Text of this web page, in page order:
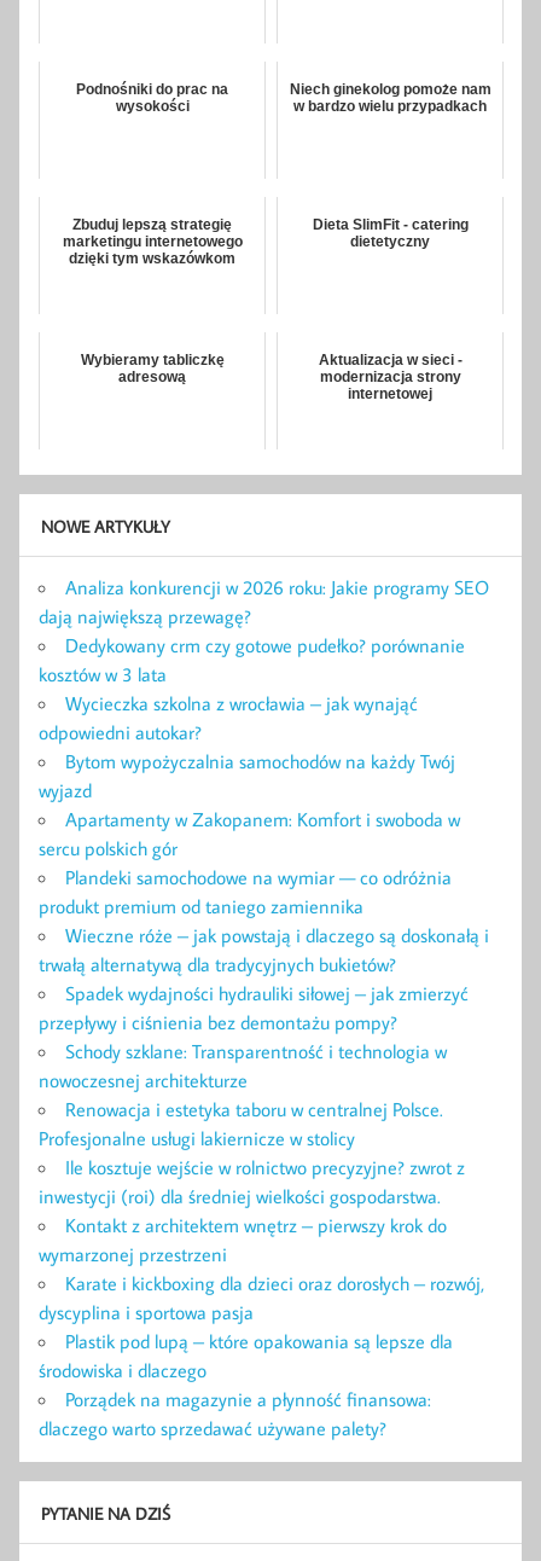
Podnośniki do prac na
wysokości
Niech ginekolog pomoże nam
w bardzo wielu przypadkach
Zbuduj lepszą strategię
marketingu internetowego
dzięki tym wskazówkom
Dieta SlimFit - catering
dietetyczny
Wybieramy tabliczkę
adresową
Aktualizacja w sieci -
modernizacja strony
internetowej
NOWE ARTYKUŁY
Analiza konkurencji w 2026 roku: Jakie programy SEO
dają największą przewagę?
Dedykowany crm czy gotowe pudełko? porównanie
kosztów w 3 lata
Wycieczka szkolna z wrocławia – jak wynająć
odpowiedni autokar?
Bytom wypożyczalnia samochodów na każdy Twój
wyjazd
Apartamenty w Zakopanem: Komfort i swoboda w
sercu polskich gór
Plandeki samochodowe na wymiar — co odróżnia
produkt premium od taniego zamiennika
Wieczne róże – jak powstają i dlaczego są doskonałą i
trwałą alternatywą dla tradycyjnych bukietów?
Spadek wydajności hydrauliki siłowej – jak zmierzyć
przepływy i ciśnienia bez demontażu pompy?
Schody szklane: Transparentność i technologia w
nowoczesnej architekturze
Renowacja i estetyka taboru w centralnej Polsce.
Profesjonalne usługi lakiernicze w stolicy
Ile kosztuje wejście w rolnictwo precyzyjne? zwrot z
inwestycji (roi) dla średniej wielkości gospodarstwa.
Kontakt z architektem wnętrz – pierwszy krok do
wymarzonej przestrzeni
Karate i kickboxing dla dzieci oraz dorosłych – rozwój,
dyscyplina i sportowa pasja
Plastik pod lupą – które opakowania są lepsze dla
środowiska i dlaczego
Porządek na magazynie a płynność finansowa:
dlaczego warto sprzedawać używane palety?
PYTANIE NA DZIŚ